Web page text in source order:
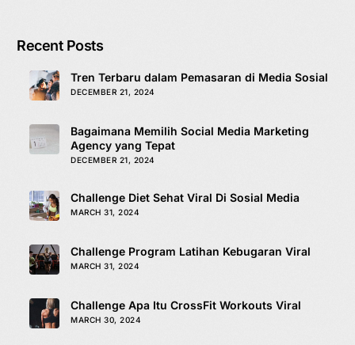
Recent Posts
Tren Terbaru dalam Pemasaran di Media Sosial
DECEMBER 21, 2024
Bagaimana Memilih Social Media Marketing
Agency yang Tepat
DECEMBER 21, 2024
Challenge Diet Sehat Viral Di Sosial Media
MARCH 31, 2024
Challenge Program Latihan Kebugaran Viral
MARCH 31, 2024
Challenge Apa Itu CrossFit Workouts Viral
MARCH 30, 2024